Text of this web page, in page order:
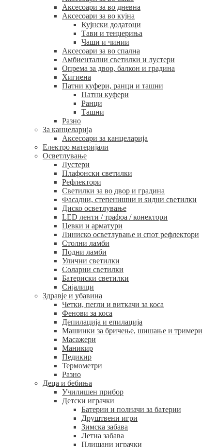
Аксесоари за во дневна
Аксесоари за во кујна
Кујнски додатоци
Тави и тенџериња
Чаши и чинии
Аксесоари за во спална
Амбиентални светилки и лустери
Опрема за двор, балкон и градина
Хигиена
Патни куфери, ранци и ташни
Патни куфери
Ранци
Ташни
Разно
За канцеларија
Аксесоари за канцеларија
Електро материјали
Осветлување
Лустери
Плафонски светилки
Рефлектори
Светилки за во двор и градина
Фасадни, степенишни и ѕидни светилки
Диско осветлување
LED ленти / трафоа / конектори
Цевки и арматури
Линиско осветлување и спот рефлектори
Столни ламби
Подни ламби
Улични светилки
Соларни светилки
Батериски светилки
Сијалици
Здравје и убавина
Четки, пегли и виткачи за коса
Фенови за коса
Депилација и епилација
Машинки за бричење, шишање и тримери
Масажери
Маникир
Педикир
Термометри
Разно
Деца и бебиња
Училишен прибор
Детски играчки
Батерии и полначи за батерии
Друштвени игри
Зимска забава
Летна забава
Плишани играчки